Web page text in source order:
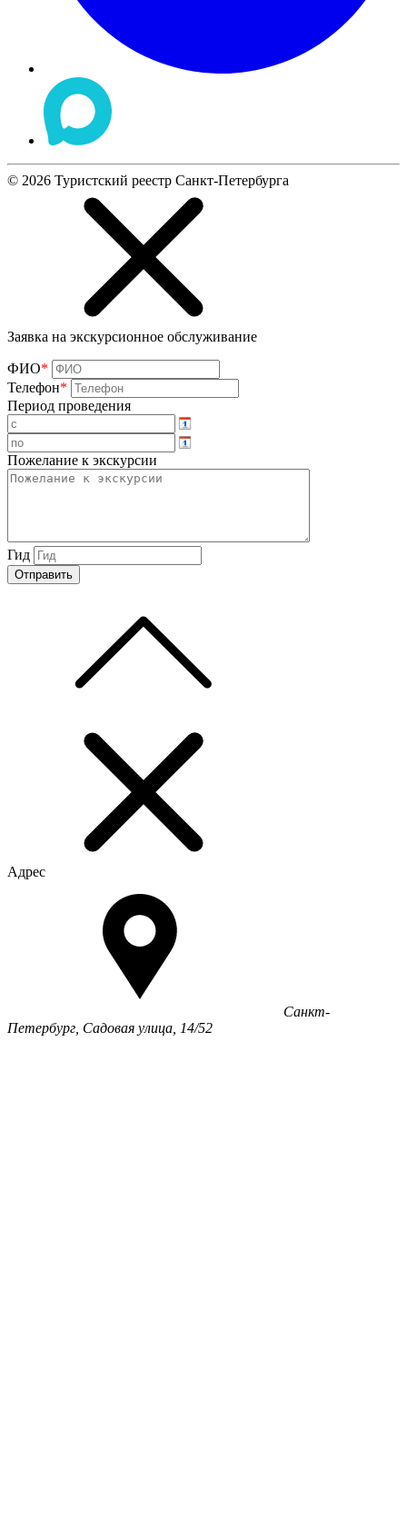
© 2026 Туристский реестр Санкт-Петербурга
Заявка на экскурсионное обслуживание
ФИО*
Телефон*
Период проведения
Пожелание к экскурсии
Гид
Адрес
Санкт-
Петербург, Садовая улица, 14/52